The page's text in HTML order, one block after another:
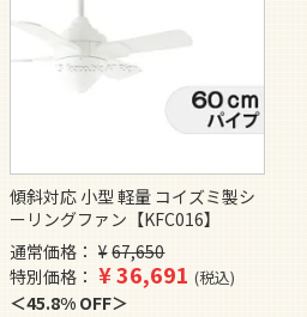
傾斜対応 小型 軽量 コイズミ製シ
ーリングファン【KFC016】
通常価格
¥ 67,650
特別価格
¥36,691 税込
45.8% OFF